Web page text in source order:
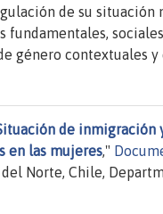
de su situación
fundamentales,
género contextuales
de inmigración
en las mujeres,"
Norte, Chile,